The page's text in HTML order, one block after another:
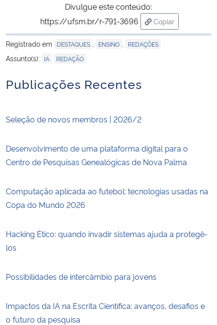
Divulgue este conteúdo:
https://ufsm.br/r-791-3696
Copiar
para área de
Registrado em
DESTAQUES ENSINO REDAÇÕES
Assunto(s): IA REDAÇÃO
Publicações Recentes
Seleção de novos membros | 2026/2
Desenvolvimento de uma plataforma digital para o
Centro de Pesquisas Genealógicas de Nova Palma
Computação aplicada ao futebol: tecnologias usadas na
Copa do Mundo 2026
Hacking Ético: quando invadir sistemas ajuda a protegê-
los
Possibilidades de intercâmbio para jovens
Impactos da IA na Escrita Científica: avanços, desafios e
o futuro da pesquisa